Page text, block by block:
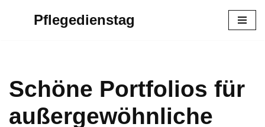
Pflegedienstag
Schöne Portfolios für
außergewöhnliche